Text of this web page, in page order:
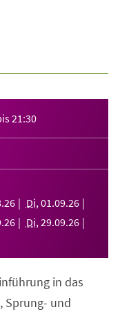
21:30
.26 Di, 01 .09.26
.26 Di, 29.09.26
in das
Sprung- und